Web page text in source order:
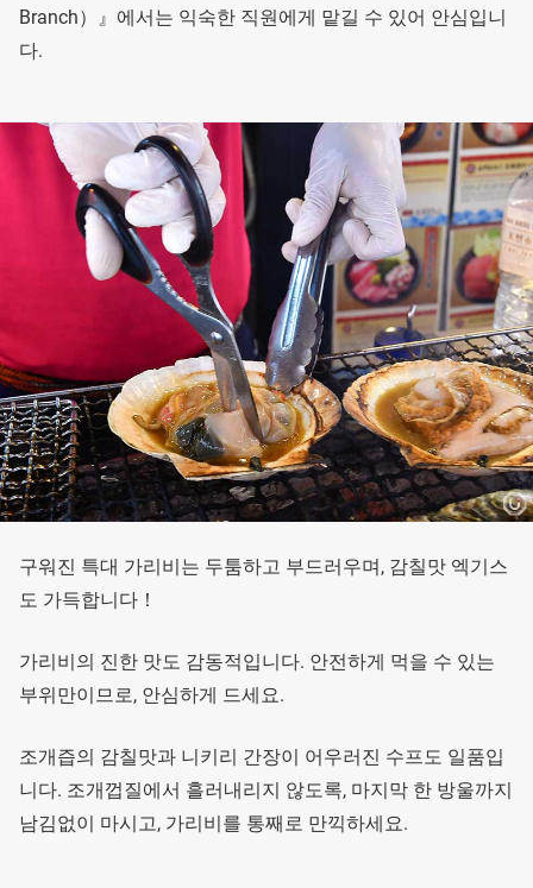
Branch）』에서는 익숙한 직원에게 맡길 수 있어 안심입니
다.
구워진 특대 가리비는 두툼하고 부드러우며, 감칠맛 엑기스
도 가득합니다！
가리비의 진한 맛도 감동적입니다. 안전하게 먹을 수 있는
부위만이므로, 안심하게 드세요.
조개즙의 감칠맛과 니키리 간장이 어우러진 수프도 일품입
니다. 조개껍질에서 흘러내리지 않도록, 마지막 한 방울까지
남김없이 마시고, 가리비를 통째로 만끽하세요.